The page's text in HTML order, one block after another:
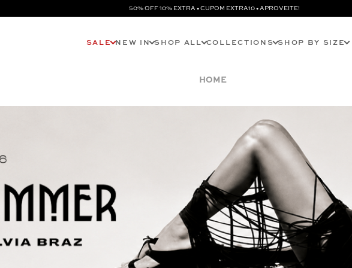
50% OFF 10% EXTRA • CUPOM EXTRA10 • APROVEITE!
SALE NEW IN SHOP ALL COLLECTIONS SHOP BY SIZE